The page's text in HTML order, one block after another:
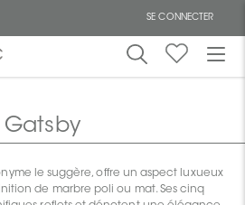
SE CONNECTER
Gatsby
le suggère, offre un aspect luxueux
de marbre poli ou mat. Ses cinq